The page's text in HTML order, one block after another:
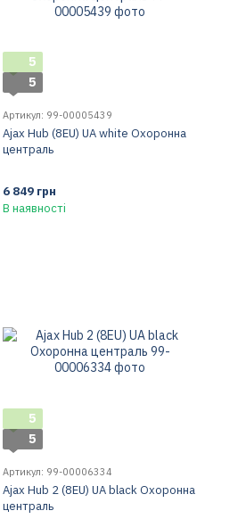
5
5
Артикул: 99-00005439
Ajax Hub (8EU) UA white Охоронна
централь
6 849 грн
В наявності
5
5
Артикул: 99-00006334
Ajax Hub 2 (8EU) UA black Охоронна
централь